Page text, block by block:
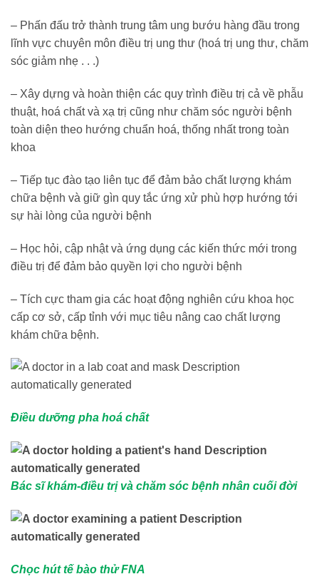
– Phấn đấu trở thành trung tâm ung bướu hàng đầu trong
lĩnh vực chuyên môn điều trị ung thư (hoá trị ung thư, chăm
sóc giảm nhẹ . . .)
– Xây dựng và hoàn thiện các quy trình điều trị cả về phẫu
thuật, hoá chất và xạ trị cũng như chăm sóc người bệnh
toàn diện theo hướng chuẩn hoá, thống nhất trong toàn
khoa
– Tiếp tục đào tạo liên tục để đảm bảo chất lượng khám
chữa bệnh và giữ gìn quy tắc ứng xử phù hợp hướng tới
sự hài lòng của người bệnh
– Học hỏi, cập nhật và ứng dụng các kiến thức mới trong
điều trị để đảm bảo quyền lợi cho người bệnh
– Tích cực tham gia các hoạt động nghiên cứu khoa học
cấp cơ sở, cấp tỉnh với mục tiêu nâng cao chất lượng
khám chữa bệnh.
Điều dưỡng pha hoá chất
Bác sĩ khám-điều trị và chăm sóc bệnh nhân cuối đời
Chọc hút tế bào thử FNA